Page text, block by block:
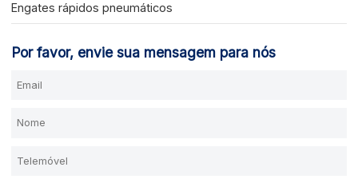
Engates rápidos pneumáticos
Por favor, envie sua mensagem para nós